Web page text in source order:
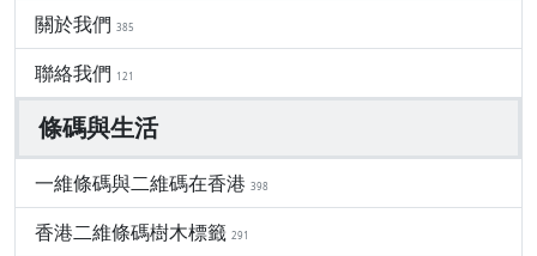
關於我們 385
聯絡我們 121
條碼與生活
一維條碼與二維碼在香港 398
香港二維條碼樹木標籤 291